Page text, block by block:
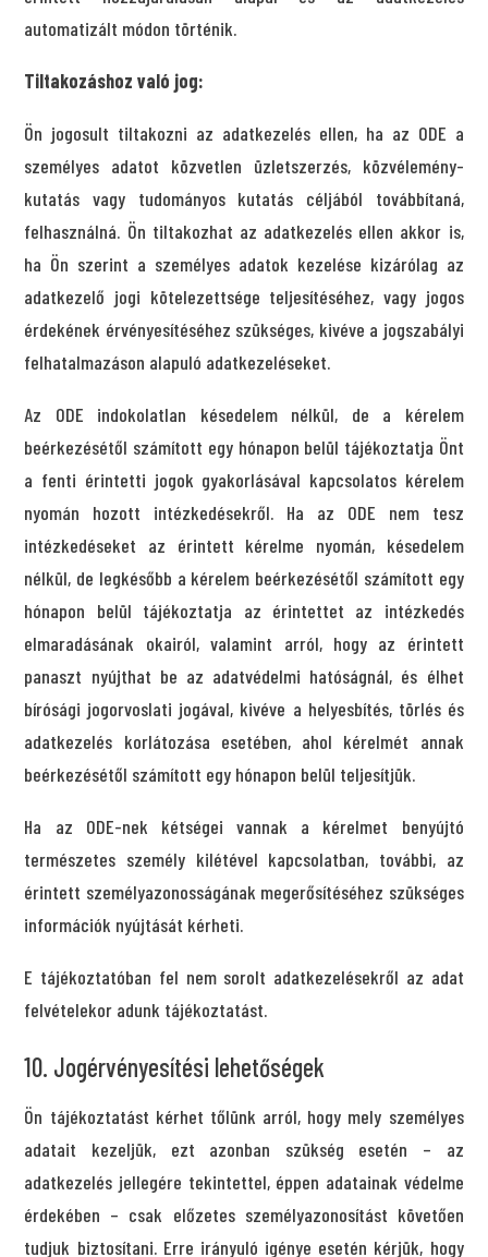
automatizált módon történik.
Tiltakozáshoz való jog:
Ön jogosult tiltakozni az adatkezelés ellen, ha az ODE a
személyes adatot közvetlen üzletszerzés, közvélemény-
kutatás vagy tudományos kutatás céljából továbbítaná,
felhasználná. Ön tiltakozhat az adatkezelés ellen akkor is,
ha Ön szerint a személyes adatok kezelése kizárólag az
adatkezelő jogi kötelezettsége teljesítéséhez, vagy jogos
érdekének érvényesítéséhez szükséges, kivéve a jogszabályi
felhatalmazáson alapuló adatkezeléseket.
Az ODE indokolatlan késedelem nélkül, de a kérelem
beérkezésétől számított egy hónapon belül tájékoztatja Önt
a fenti érintetti jogok gyakorlásával kapcsolatos kérelem
nyomán hozott intézkedésekről. Ha az ODE nem tesz
intézkedéseket az érintett kérelme nyomán, késedelem
nélkül, de legkésőbb a kérelem beérkezésétől számított egy
hónapon belül tájékoztatja az érintettet az intézkedés
elmaradásának okairól, valamint arról, hogy az érintett
panaszt nyújthat be az adatvédelmi hatóságnál, és élhet
bírósági jogorvoslati jogával, kivéve a helyesbítés, törlés és
adatkezelés korlátozása esetében, ahol kérelmét annak
beérkezésétől számított egy hónapon belül teljesítjük.
Ha az ODE-nek kétségei vannak a kérelmet benyújtó
természetes személy kilétével kapcsolatban, további, az
érintett személyazonosságának megerősítéséhez szükséges
információk nyújtását kérheti.
E tájékoztatóban fel nem sorolt adatkezelésekről az adat
felvételekor adunk tájékoztatást.
10. Jogérvényesítési lehetőségek
Ön tájékoztatást kérhet tőlünk arról, hogy mely személyes
adatait kezeljük, ezt azonban szükség esetén – az
adatkezelés jellegére tekintettel, éppen adatainak védelme
érdekében – csak előzetes személyazonosítást követően
tudjuk biztosítani. Erre irányuló igénye esetén kérjük, hogy